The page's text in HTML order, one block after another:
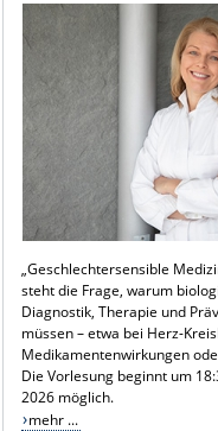
KARRIERE
KOOPERATIONEN
IN DEN MEDIEN
„Geschlechtersensible
steht die Frage, warum
Diagnostik, Therapie und
müssen – etwa bei Herz-
Medikamentenwirkungen
Die Vorlesung beginnt um
2026 möglich.
mehr ...